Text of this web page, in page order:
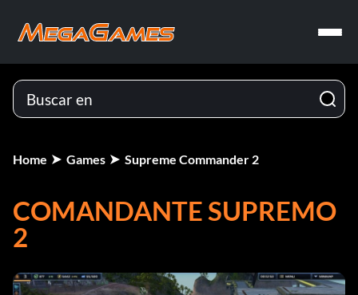
Home Games Supreme Commander 2
COMANDANTE SUPREMO
2